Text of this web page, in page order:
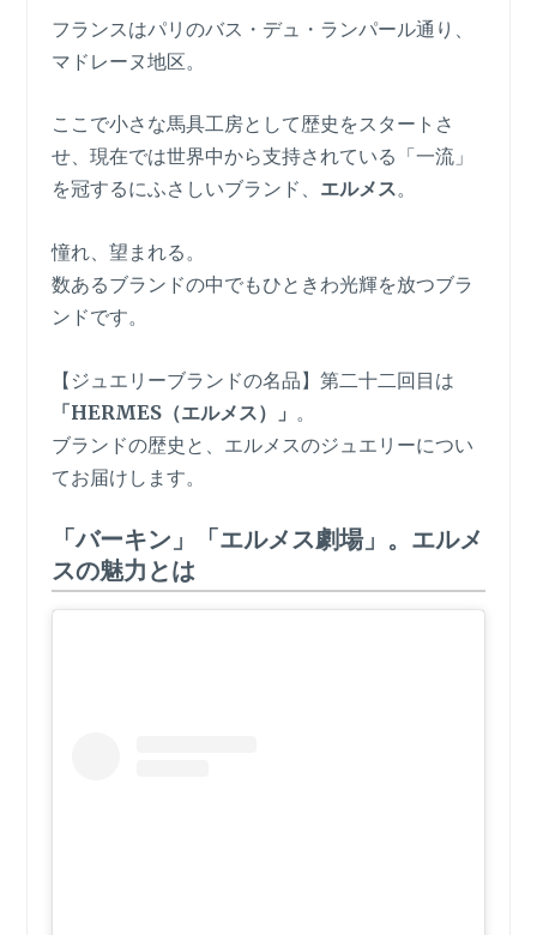
フランスはパリのバス・デュ・ランパール通り、
マドレーヌ地区。
ここで小さな馬具工房として歴史をスタートさ
せ、現在では世界中から支持されている「一流」
を冠するにふさしいブランド、 エルメス。
憧れ、望まれる。
数あるブランドの中でもひときわ光輝を放つブラ
ンドです。
【ジュエリーブランドの名品】第二十二回目は
「HERMES（エルメス）」 。
ブランドの歴史と、エルメスのジュエリーについ
てお届けします。
「バーキン」「エルメス劇場」。エルメ
スの魅力とは